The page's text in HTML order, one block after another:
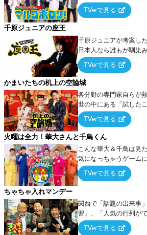
出でて、新たなオモシ
TVerで見る
千原ジュニアの座王
千原ジュニアが考案し
日本人なら誰もが馴染
ーム』をベースに、大
ケ・歌…など様々なお
タを競い合う！
TVerで見る
かまいたちの机上の空論城
各分野の専門家自らが
世の中にある「試した
みたらこうなる！…ハズ
論”に若手芸人らがカラ
TVerで見る
火曜は全力！華大さんと千鳥くん
こんな華大＆千鳥は見
気になっちゃうゲーム
ー！
TVerで見る
ちゃちゃ入れマンデー
関西で「話題の出来事
習」、「人気の行列が
るテーマについて好き
ていく関西色を前面に
TVerで見る